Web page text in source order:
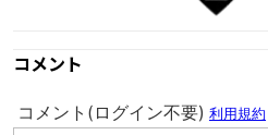
コメント